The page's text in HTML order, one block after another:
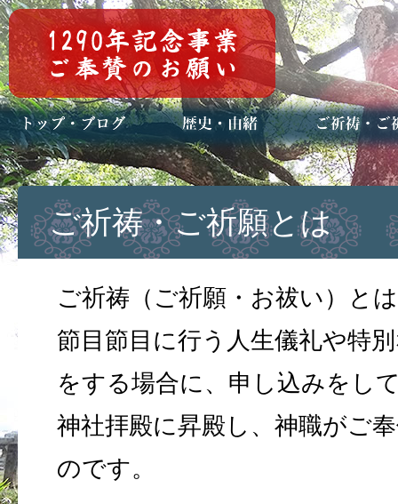
トップページ
ブログ(日々八百万)
お知らせ一覧 歴史・ご祭神
年中行事
メディア掲載 ご祈祷・ご祈
安産祈願
初宮参り
七五三詣
長寿のお祝い
神前結婚式
厄祓い・方位
車のお祓い
地鎮祭
神葬祭（神式
ご祈祷・ご祈願とは
ご祈祷（ご祈願・お祓い）と
節目節目に行う人生儀礼や特
をする場合に、申し込みをし
神社拝殿に昇殿し、神職がご
のです。